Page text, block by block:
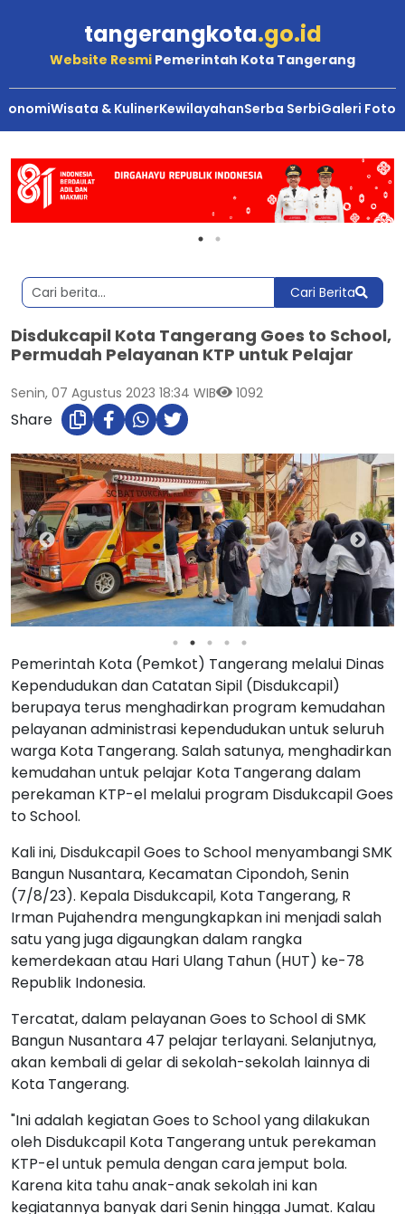
tangerangkota.go.id
Website Resmi Pemerintah Kota Tangerang
Wisata & KulinerKewilayahanSerba SerbiGaleri Foto
Cari Berita
Disdukcapil Kota Tangerang Goes to School,
Permudah Pelayanan KTP untuk Pelajar
Senin, 07 Agustus 2023 18:34 WIB 1092
Share
Pemerintah Kota (Pemkot) Tangerang melalui Dinas
Kependudukan dan Catatan Sipil (Disdukcapil)
berupaya terus menghadirkan program kemudahan
pelayanan administrasi kependudukan untuk seluruh
warga Kota Tangerang. Salah satunya, menghadirkan
kemudahan untuk pelajar Kota Tangerang dalam
perekaman KTP-el melalui program Disdukcapil Goes
to School.
Kali ini, Disdukcapil Goes to School menyambangi SMK
Bangun Nusantara, Kecamatan Cipondoh, Senin
(7/8/23). Kepala Disdukcapil, Kota Tangerang, R
Irman Pujahendra mengungkapkan ini menjadi salah
satu yang juga digaungkan dalam rangka
kemerdekaan atau Hari Ulang Tahun (HUT) ke-78
Republik Indonesia.
Tercatat, dalam pelayanan Goes to School di SMK
Bangun Nusantara 47 pelajar terlayani. Selanjutnya,
akan kembali di gelar di sekolah-sekolah lainnya di
Kota Tangerang.
"Ini adalah kegiatan Goes to School yang dilakukan
oleh Disdukcapil Kota Tangerang untuk perekaman
KTP-el untuk pemula dengan cara jemput bola.
Karena kita tahu anak-anak sekolah ini kan
kegiatannya banyak dari Senin hingga Jumat. Kalau